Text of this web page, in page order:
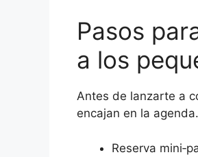
Pasos
a los
Antes de lanzarte a
encajan en la agenda.
Reserva